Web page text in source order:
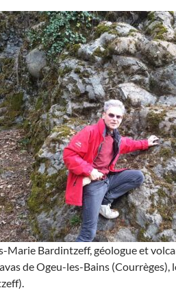
Marie Bardintzeff, géologue et
de Ogeu-les-Bains (Courrèges),